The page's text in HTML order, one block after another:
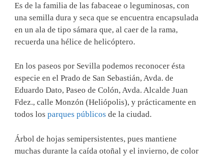
Es de la familia de las fabaceae o leguminosas, con
una semilla dura y seca que se encuentra encapsulada
en un ala de tipo sámara que, al caer de la rama,
recuerda una hélice de helicóptero.
En los paseos por Sevilla podemos reconocer ésta
especie en el Prado de San Sebastián, Avda. de
Eduardo Dato, Paseo de Colón, Avda. Alcalde Juan
Fdez., calle Monzón (Heliópolis), y prácticamente en
todos los parques públicos de la ciudad.
Árbol de hojas semipersistentes, pues mantiene
muchas durante la caída otoñal y el invierno, de color